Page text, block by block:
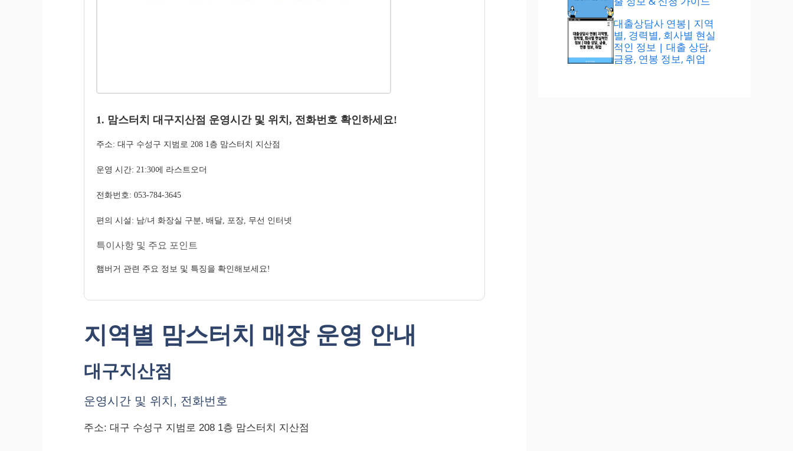
1. 맘스터치 대구지산점 운영시간 및 위치, 전화번호 확인하세요!
주소: 대구 수성구 지범로 208 1층 맘스터치 지산점
운영 시간: 21:30에 라스트오더
전화번호: 053-784-3645
편의 시설: 남/녀 화장실 구분, 배달, 포장, 무선 인터넷
특이사항 및 주요 포인트
햄버거 관련 주요 정보 및 특징을 확인해보세요!
지역별 맘스터치 매장 운영 안내
대구지산점
운영시간 및 위치, 전화번호
주소: 대구 수성구 지범로 208 1층 맘스터치 지산점
대출상담사 연봉| 지역
별, 경력별, 회사별 현실
적인 정보 | 대출 상담,
금융, 연봉 정보, 취업